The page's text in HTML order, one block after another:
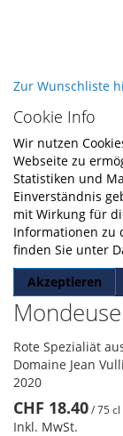
Cookie Info
Wir nutzen
Webseite zu
Statistiken und
Einverständnis
mit Wirkung für
Informationen zu
finden Sie unter
Akzeptieren
Rote Spezialiät
Domaine Jean
2020
CHF 18.40/75 cl
Inkl. MwSt.
Skip
the
beginning
of
the
images
gallery
Zur Wunschliste